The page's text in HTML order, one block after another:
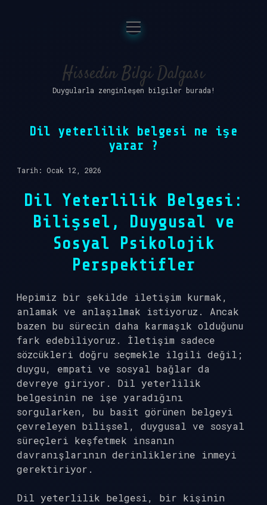
Anasayfa
Gizlilik Politikası
Yasal Uyarı
Hakkımızda
menüyü
aç
Hissedin Bilgi Dalgası
Duygularla zenginleşen bilgiler burada!
Dil yeterlilik belgesi ne işe
yarar ?
Tarih: Ocak 12, 2026
Dil Yeterlilik Belgesi:
Bilişsel, Duygusal ve
Sosyal Psikolojik
Perspektifler
Hepimiz bir şekilde iletişim kurmak,
anlamak ve anlaşılmak istiyoruz. Ancak
bazen bu sürecin daha karmaşık olduğunu
fark edebiliyoruz. İletişim sadece
sözcükleri doğru seçmekle ilgili değil;
duygu, empati ve sosyal bağlar da
devreye giriyor. Dil yeterlilik
belgesinin ne işe yaradığını
sorgularken, bu basit görünen belgeyi
çevreleyen bilişsel, duygusal ve sosyal
süreçleri keşfetmek insanın
davranışlarının derinliklerine inmeyi
gerektiriyor.
Dil yeterlilik belgesi, bir kişinin